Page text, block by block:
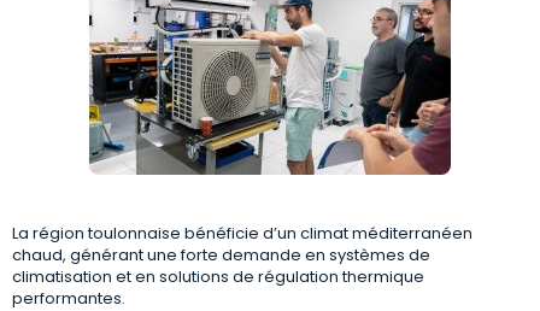
La région toulonnaise bénéficie d’un climat méditerranéen
chaud, générant une forte demande en systèmes de
climatisation et en solutions de régulation thermique
performantes.